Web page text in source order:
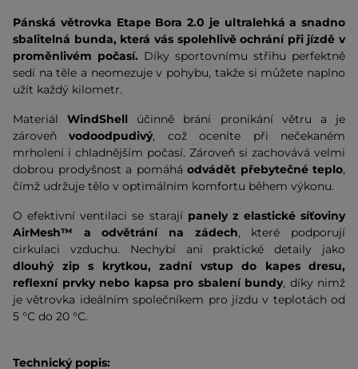
Pánská větrovka Etape Bora 2.0 je ultralehká a snadno
sbalitelná bunda, která vás spolehlivě ochrání při jízdě v
proměnlivém počasí. Díky sportovnímu střihu perfektně
sedí na těle a neomezuje v pohybu, takže si můžete naplno
užít každý kilometr.
MateriálWindShell účinně brání pronikání větru a je
zároveňvodoodpudivý, což oceníte při nečekaném
mrholení i chladnějším počasí. Zároveň si zachovává velmi
dobrou prodyšnost a pomáhá odvádět přebytečné teplo,
čímž udržuje tělo v optimálním komfortu během výkonu.
O efektivní ventilaci se starají panely z elastické síťoviny
AirMesh™ a odvětrání na zádech, které podporují
cirkulaci vzduchu. Nechybí ani praktické detaily jako
dlouhý zip s krytkou, zadní vstup do kapes dresu,
reflexní prvky nebo kapsa pro sbalení bundy, díky nimž
je větrovka ideálním společníkem pro jízdu v teplotách od
5 °C do 20 °C.
Technický popis: